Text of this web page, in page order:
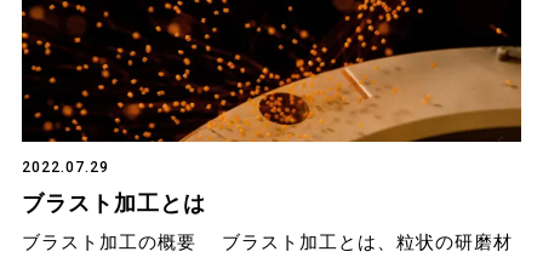
2022.07.29
ブラスト加工とは
ブラスト加工の概要 ブラスト加工とは、粒状の研磨材